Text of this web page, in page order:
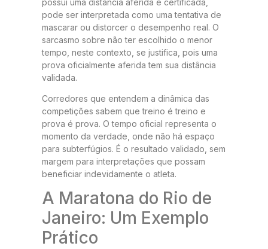
pode ser interpretada como uma tentativa de
mascarar ou distorcer o desempenho real. O
sarcasmo sobre não ter escolhido o menor
tempo, neste contexto, se justifica, pois uma
prova oficialmente aferida tem sua distância
validada.
Corredores que entendem a dinâmica das
competições sabem que treino é treino e
prova é prova. O tempo oficial representa o
momento da verdade, onde não há espaço
para subterfúgios. É o resultado validado, sem
margem para interpretações que possam
beneficiar indevidamente o atleta.
A Maratona do Rio de
Janeiro: Um Exemplo
Prático